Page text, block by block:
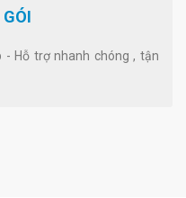
- Hỗ trợ nhanh chóng , tận